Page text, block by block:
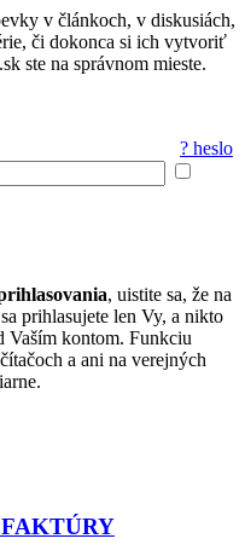
v článkoch, v diskusiách,
či dokonca si ich vytvoriť
ste na správnom mieste.
? heslo
, uistite sa, že na
prihlasujete len Vy, a nikto
Vaším kontom. Funkciu
a ani na verejných